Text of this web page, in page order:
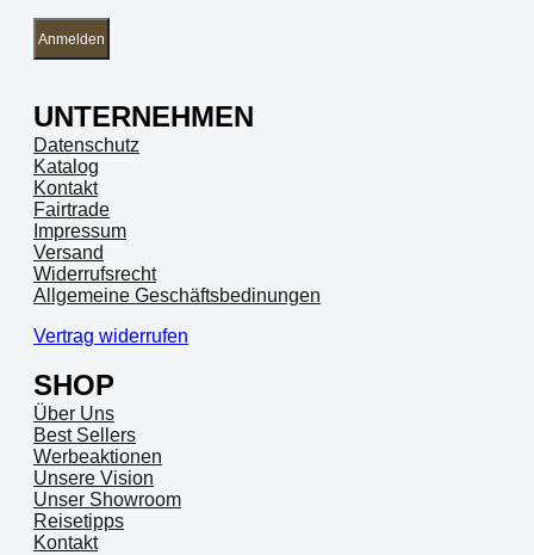
Anmelden
UNTERNEHMEN
Datenschutz
Katalog
Kontakt
Fairtrade
Impressum
Versand
Widerrufsrecht
Allgemeine Geschäftsbedinungen
Vertrag widerrufen
SHOP
Über Uns
Best Sellers
Werbeaktionen
Unsere Vision
Unser Showroom
Reisetipps
Kontakt